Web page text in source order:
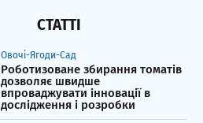
СТАТТІ
Овочі-Ягоди-Сад
Роботизоване збирання томатів
дозволяє швидше
впроваджувати інновації в
дослідження і розробки